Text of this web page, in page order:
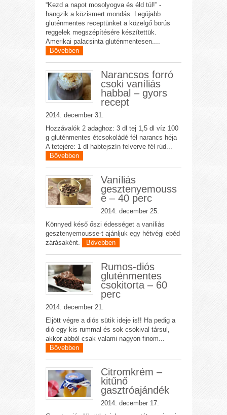
“Kezd a napot mosolyogva és éld túl!” -
hangzik a közismert mondás. Legújabb
gluténmentes receptünket a közelgő borús
reggelek megszépítésére készítettük.
Amerikai palacsinta gluténmentesen....
Bővebben
Narancsos forró
csoki vaníliás
habbal – gyors
recept
2014. december 31.
Hozzávalók 2 adaghoz: 3 dl tej 1,5 dl víz 100
g gluténmentes étcsokoládé fél narancs héja
A tetejére: 1 dl habtejszín felverve fél rúd...
Bővebben
Vaníliás
gesztenyemouss
e – 40 perc
2014. december 25.
Könnyed késő őszi édességet a vaníliás
gesztenyemousse-t ajánljuk egy hétvégi ebéd
zárásaként.
Bővebben
Rumos-diós
gluténmentes
csokitorta – 60
perc
2014. december 21.
Eljött végre a diós sütik ideje is!! Ha pedig a
dió egy kis rummal és sok csokival társul,
akkor abból csak valami nagyon finom...
Bővebben
Citromkrém –
kitűnő
gasztróajándék
2014. december 17.